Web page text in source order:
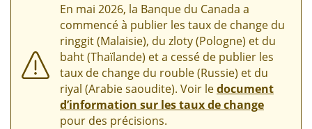
En mai 2026, la Banque du Canada a
commencé à publier les taux de change du
ringgit (Malaisie), du zloty (Pologne) et du
baht (Thaïlande) et a cessé de publier les
taux de change du rouble (Russie) et du
riyal (Arabie saoudite). Voir ledocument
d’information sur les taux de change
pour des précisions.